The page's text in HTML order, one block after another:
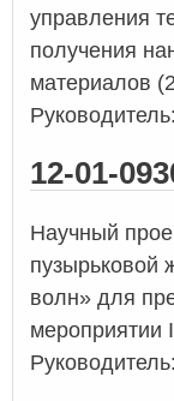
управления
получения
материалов
Руководитель:
12-01-
Научный
пузырьковой
волн» для
мероприятии
Руководитель: